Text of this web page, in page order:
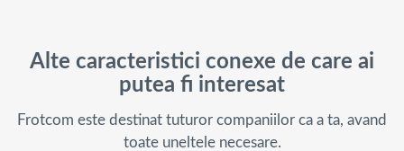
Alte caracteristici conexe de care ai
putea fi interesat
Frotcom este destinat tuturor companiilor ca a ta, avand
toate uneltele necesare.